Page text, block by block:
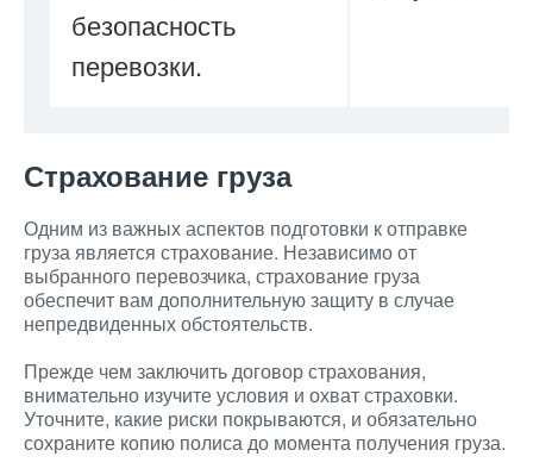
безопасность
перевозки.
Страхование груза
Одним из важных аспектов подготовки к отправке
груза является страхование. Независимо от
выбранного перевозчика, страхование груза
обеспечит вам дополнительную защиту в случае
непредвиденных обстоятельств.
Прежде чем заключить договор страхования,
внимательно изучите условия и охват страховки.
Уточните, какие риски покрываются, и обязательно
сохраните копию полиса до момента получения груза.